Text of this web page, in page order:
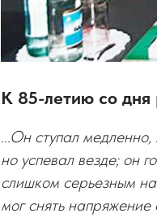
К 85-летию со
...Он ступал медленно,
но успевал везде; он
слишком серьезным
мог снять